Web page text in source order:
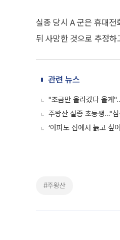
실종 당시 A 군은 휴대
뒤 사망한 것으로 추정하
관련 뉴스
"조금만 올라갔다 올게
주왕산 실종 초등생…"
‘아파도 집에서 늙고 싶
#주왕산